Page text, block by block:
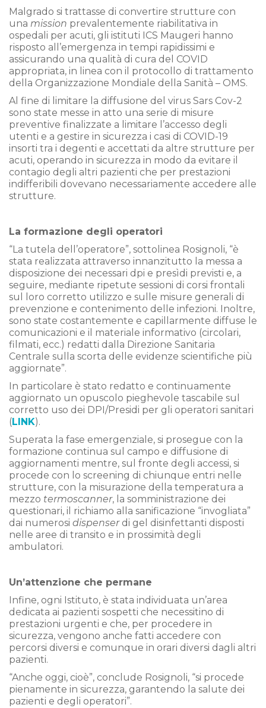
Malgrado si trattasse di convertire strutture con
una mission prevalentemente riabilitativa in
ospedali per acuti, gli istituti ICS Maugeri hanno
risposto all’emergenza in tempi rapidissimi e
assicurando una qualità di cura del COVID
appropriata, in linea con il protocollo di trattamento
della Organizzazione Mondiale della Sanità – OMS.
Al fine di limitare la diffusione del virus Sars Cov-2
sono state messe in atto una serie di misure
preventive finalizzate a limitare l’accesso degli
utenti e a gestire in sicurezza i casi di COVID-19
insorti tra i degenti e accettati da altre strutture per
acuti, operando in sicurezza in modo da evitare il
contagio degli altri pazienti che per prestazioni
indifferibili dovevano necessariamente accedere alle
strutture.
La formazione degli operatori
“La tutela dell’operatore”, sottolinea Rosignoli, “è
stata realizzata attraverso innanzitutto la messa a
disposizione dei necessari dpi e presìdi previsti e, a
seguire, mediante ripetute sessioni di corsi frontali
sul loro corretto utilizzo e sulle misure generali di
prevenzione e contenimento delle infezioni. Inoltre,
sono state costantemente e capillarmente diffuse le
comunicazioni e il materiale informativo (circolari,
filmati, ecc.) redatti dalla Direzione Sanitaria
Centrale sulla scorta delle evidenze scientifiche più
aggiornate”.
In particolare è stato redatto e continuamente
aggiornato un opuscolo pieghevole tascabile sul
corretto uso dei DPI/Presidi per gli operatori sanitari
(LINK).
Superata la fase emergenziale, si prosegue con la
formazione continua sul campo e diffusione di
aggiornamenti mentre, sul fronte degli accessi, si
procede con lo screening di chiunque entri nelle
strutture, con la misurazione della temperatura a
mezzo termoscanner, la somministrazione dei
questionari, il richiamo alla sanificazione “invogliata”
dai numerosi dispenser di gel disinfettanti disposti
nelle aree di transito e in prossimità degli
ambulatori.
Un’attenzione che permane
Infine, ogni Istituto, è stata individuata un’area
dedicata ai pazienti sospetti che necessitino di
prestazioni urgenti e che, per procedere in
sicurezza, vengono anche fatti accedere con
percorsi diversi e comunque in orari diversi dagli altri
pazienti.
“Anche oggi, cioè”, conclude Rosignoli, “si procede
pienamente in sicurezza, garantendo la salute dei
pazienti e degli operatori”.